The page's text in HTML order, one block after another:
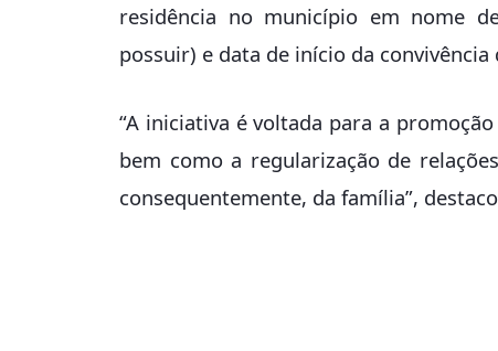
residência no município em nome
possuir) e data de início da convivência
“A iniciativa é voltada para a
bem como a regularização de
consequentemente, da família”,